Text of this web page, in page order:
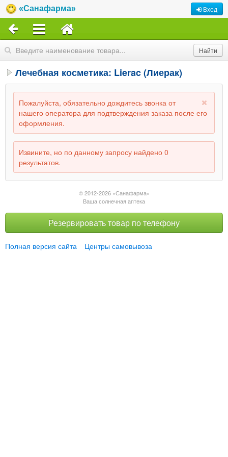
«Санафарма» Вход
Лечебная косметика: Lierac (Лиерак)
Пожалуйста, обязательно дождитесь звонка от
нашего оператора для подтверждения заказа после его
оформления.
Извините, но по данному запросу найдено 0
результатов.
© 2012-2026 «Санафарма»
Ваша солнечная аптека
Резервировать товар по телефону
Полная версия сайта Центры самовывоза